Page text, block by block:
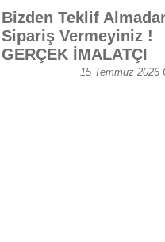
Bizden Teklif
Sipariş Vermeyiniz !
GERÇEK İMALATÇI
15 Temmuz 2026